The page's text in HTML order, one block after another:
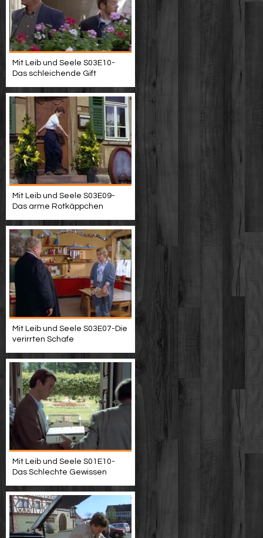
Mit Leib und Seele S03E10-
Das schleichende Gift
Mit Leib und Seele S03E09-
Das arme Rotkäppchen
Mit Leib und Seele S03E07-Die
verirrten Schafe
Mit Leib und Seele S01E10-
Das Schlechte Gewissen